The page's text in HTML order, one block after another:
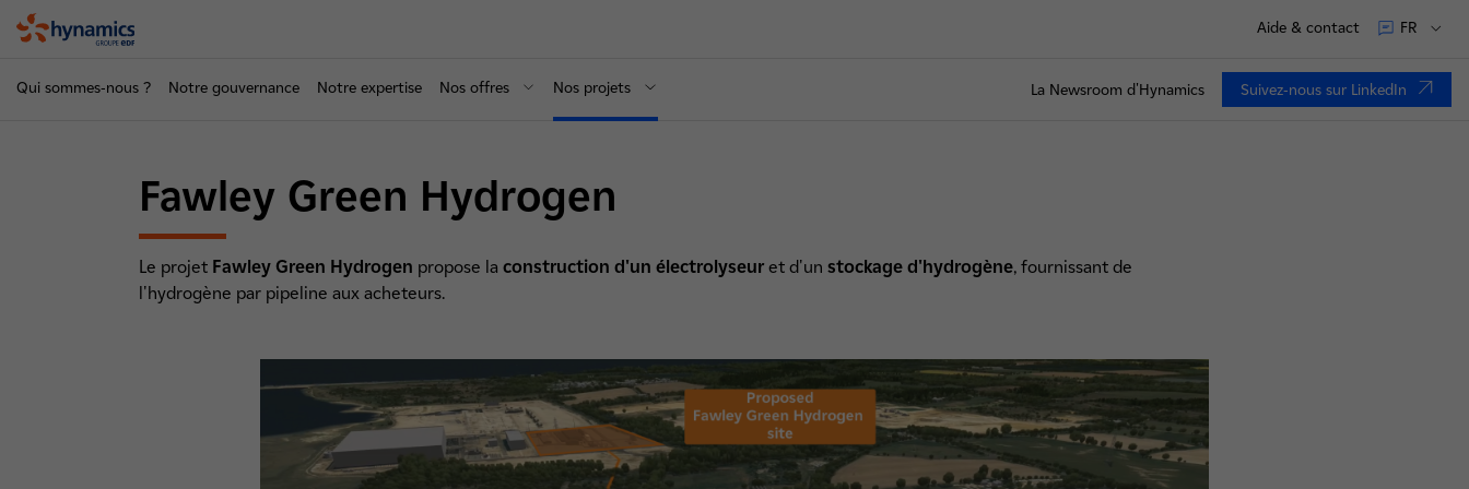
Aide & contact FR
Qui sommes-nous ? Notre gouvernance Notre expertise Nos offres Nos projets La Newsroom d'Hynamics Suivez-nous sur LinkedIn
nouvel onglet
Fawley Green Hydrogen
Le projet Fawley Green Hydrogen propose laconstruction d'un électrolyseuret d'unstockage d'hydrogène, fournissant de
l'hydrogène par pipeline aux acheteurs.